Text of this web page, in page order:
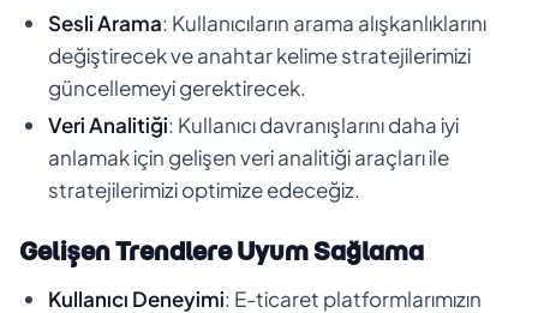
Sesli Arama: Kullanıcıların arama alışkanlıklarını
değiştirecek ve anahtar kelime stratejilerimizi
güncellemeyi gerektirecek.
Veri Analitiği: Kullanıcı davranışlarını daha iyi
anlamak için gelişen veri analitiği araçları ile
stratejilerimizi optimize edeceğiz.
Gelişen Trendlere Uyum Sağlama
Kullanıcı Deneyimi: E-ticaret platformlarımızın